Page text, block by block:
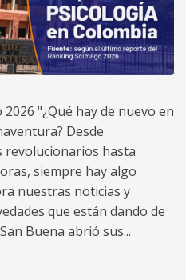
"¿Qué hay de nuevo en
Desde
revolucionarios hasta
siempre hay algo
nuestras noticias y
que están dando de
Buena abrió sus...